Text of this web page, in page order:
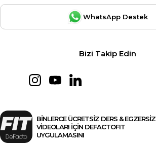
WhatsApp Destek
Bizi Takip Edin
BİNLERCE ÜCRETSİZ DERS & EGZERSİZ
VİDEOLARI İÇİN DEFACTOFIT
UYGULAMASINI